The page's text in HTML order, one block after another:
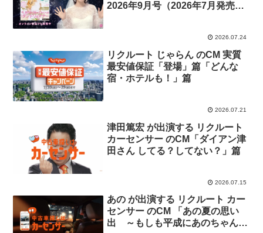
2026年9月号（2026年7月発売
2026.07.24
リクルート じゃらん のCM 実質
最安値保証「登場」篇「どんな
宿・ホテルも！」篇
2026.07.21
津田篤宏 が出演する リクルート
カーセンサー のCM「ダイアン津
田さん してる？してない？」篇
2026.07.15
あの が出演する リクルート カー
センサー のCM 「あの夏の思い
出 ～もしも平成にあのちゃんと